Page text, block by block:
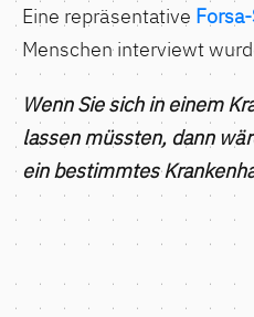
Eine repräsentative
Menschen interviewt
Wenn Sie sich in einem
lassen müssten, dann
ein bestimmtes